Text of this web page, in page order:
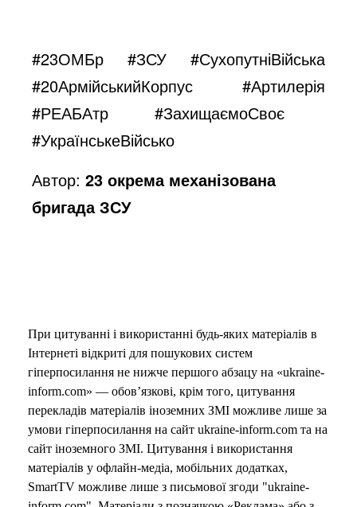
#23ОМБр #ЗСУ
#СухопутніВійська
#20АрмійськийКорпус
#Артилерія
#РЕАБАтр #ЗахищаємоСвоє
#УкраїнськеВійсько
Автор:23 окрема механізована
бригада ЗСУ
При цитуванні і використанні будь-яких матеріалів в
Інтернеті відкриті для пошукових систем
гіперпосилання не нижче першого абзацу на «ukraine-
inform.com» — обов’язкові, крім того, цитування
перекладів матеріалів іноземних ЗМІ можливе лише за
умови гіперпосилання на сайт ukraine-inform.com та на
сайт іноземного ЗМІ. Цитування і використання
матеріалів у офлайн-медіа, мобільних додатках,
SmartTV можливе лише з письмової згоди "ukraine-